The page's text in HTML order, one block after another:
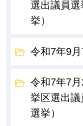
選出議員
挙）
令和7年9
令和7年7
挙区選出
選挙）